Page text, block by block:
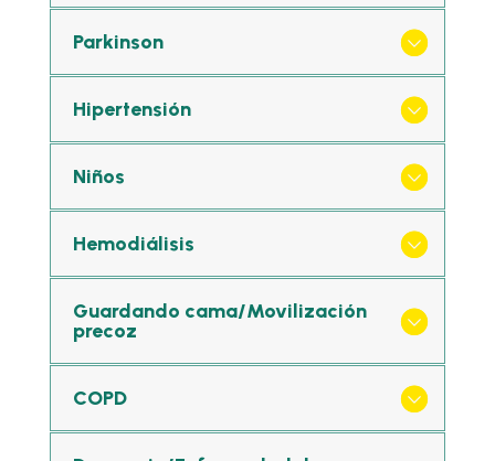
Parkinson
Hipertensión
Niños
Hemodiálisis
Guardando cama/Movilización
precoz
COPD